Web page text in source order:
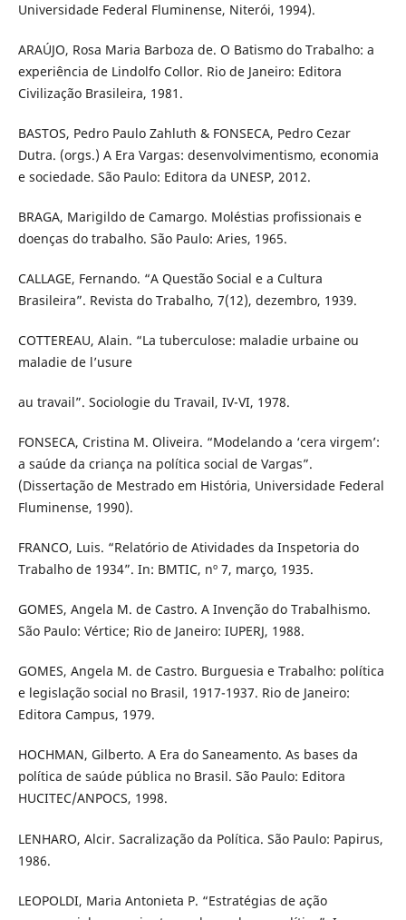
Universidade Federal Fluminense, Niterói, 1994).
ARAÚJO, Rosa Maria Barboza de. O Batismo do Trabalho: a
experiência de Lindolfo Collor. Rio de Janeiro: Editora
Civilização Brasileira, 1981.
BASTOS, Pedro Paulo Zahluth & FONSECA, Pedro Cezar
Dutra. (orgs.) A Era Vargas: desenvolvimentismo, economia
e sociedade. São Paulo: Editora da UNESP, 2012.
BRAGA, Marigildo de Camargo. Moléstias profissionais e
doenças do trabalho. São Paulo: Aries, 1965.
CALLAGE, Fernando. “A Questão Social e a Cultura
Brasileira”. Revista do Trabalho, 7(12), dezembro, 1939.
COTTEREAU, Alain. “La tuberculose: maladie urbaine ou
maladie de l’usure
au travail”. Sociologie du Travail, IV-VI, 1978.
FONSECA, Cristina M. Oliveira. “Modelando a ‘cera virgem’:
a saúde da criança na política social de Vargas”.
(Dissertação de Mestrado em História, Universidade Federal
Fluminense, 1990).
FRANCO, Luis. “Relatório de Atividades da Inspetoria do
Trabalho de 1934”. In: BMTIC, nº 7, março, 1935.
GOMES, Angela M. de Castro. A Invenção do Trabalhismo.
São Paulo: Vértice; Rio de Janeiro: IUPERJ, 1988.
GOMES, Angela M. de Castro. Burguesia e Trabalho: política
e legislação social no Brasil, 1917-1937. Rio de Janeiro:
Editora Campus, 1979.
HOCHMAN, Gilberto. A Era do Saneamento. As bases da
política de saúde pública no Brasil. São Paulo: Editora
HUCITEC/ANPOCS, 1998.
LENHARO, Alcir. Sacralização da Política. São Paulo: Papirus,
1986.
LEOPOLDI, Maria Antonieta P. “Estratégias de ação